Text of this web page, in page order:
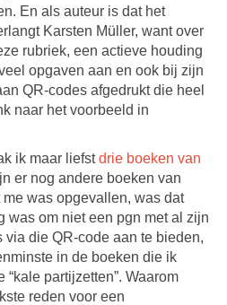
En als auteur is dat het
Karsten Müller, want over
rubriek, een actieve houding
opgaven aan en ook bij zijn
QR-codes afgedrukt die heel
naar het voorbeeld in
ik maar liefstdrie boeken van
er nog andere boeken van
was opgevallen, was dat
was om niet een pgn met al zijn
die QR-code aan te bieden,
in de boeken die ik
partijzetten”. Waarom
reden voor een